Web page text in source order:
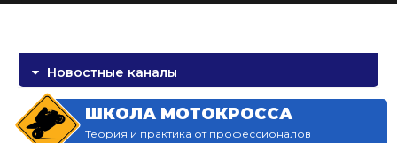
Новостные каналы
ШКОЛА МОТОКРОССА
Теория и практика от профессионалов